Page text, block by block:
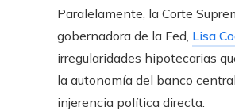
Paralelamente, la Corte
gobernadora de la Fed, Lisa
irregularidades hipotecarias
la autonomía del banco
injerencia política directa.